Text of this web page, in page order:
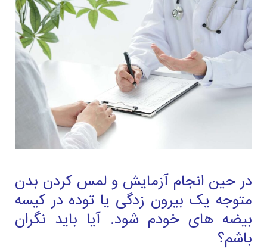
در حین انجام آزمایش و لمس کردن بدن
متوجه یک بیرون زدگی یا توده در کیسه
بیضه های خودم شود. آیا باید نگران
باشم؟